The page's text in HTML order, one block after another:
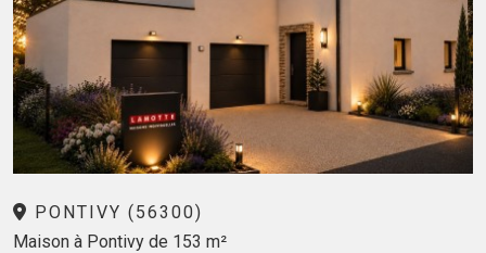
PONTIVY (56300)
Maison à Pontivy de 153 m²